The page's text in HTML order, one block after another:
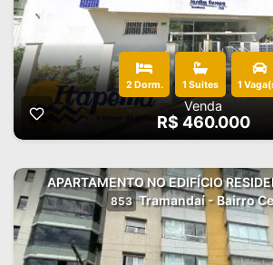
2 Dorm. 1 Suites 1
Venda
R$ 460.000
APARTAMENTO NO EDIFÍCIO
853 Tramandaí - Bairro